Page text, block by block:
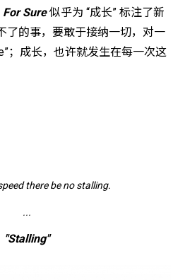
For Sure似乎为 “成长” 标注了新
了的事，要敢于接纳一切，对一
；成长，也许就发生在每一次这
there be no stalling.
...
"Stalling"